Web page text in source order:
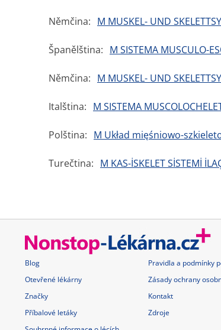
Němčina: M MUSKEL- UND
Španělština: M SISTEMA MUSCULO-
Němčina: M MUSKEL- UND
Italština: M SISTEMA
Polština: M Układ mięśniowo-
Turečtina: M KAS-İSKELET SİSTEMİ
Blog
Otevřené lékárny
Značky
Příbalové letáky
Pravidla a podmínky
Zásady ochrany
Kontakt
Zdroje